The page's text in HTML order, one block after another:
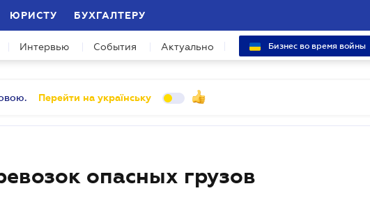
ЮРИСТУ БУХГАЛТЕРУ
Интервью События Актуально Бизнес во время войны
Перейти на українську
опасных грузов